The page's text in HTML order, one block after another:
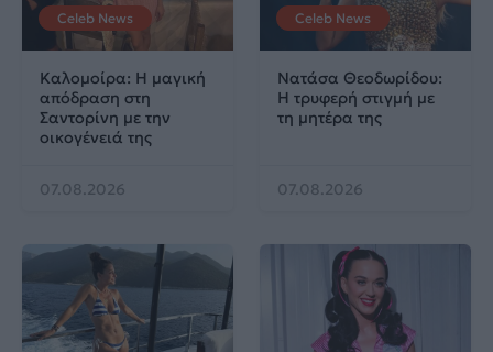
Celeb News
Καλομοίρα: Η μαγική
απόδραση στη
Σαντορίνη με την
οικογένειά της
07.08.2026
Celeb News
Νατάσα Θεοδωρίδου:
Η τρυφερή στιγμή με
τη μητέρα της
07.08.2026